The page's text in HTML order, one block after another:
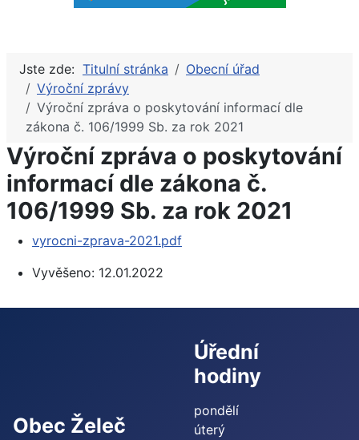
Jste zde: Titulní stránka
Obecní úřad
Výroční zprávy
Výroční zpráva o poskytování informací dle
zákona č. 106/1999 Sb. za rok 2021
Výroční zpráva o poskytování
informací dle zákona č.
106/1999 Sb. za rok 2021
vyrocni-zprava-2021.pdf
Vyvěšeno: 12.01.2022
Obec Želeč
Úřední
hodiny
pondělí
úterý